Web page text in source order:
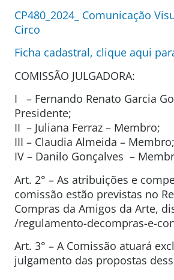
CP480_2024_ Comunicação
Circo
Ficha cadastral, clique aqui
COMISSÃO JULGADORA:
I – Fernando Renato Garcia
Presidente;
II – Juliana Ferraz – Membro;
III – Claudia Almeida – Membro;
IV – Danilo Gonçalves –
Art. 2° – As atribuições e
comissão estão previstas no
Compras da Amigos da Arte,
/regulamento-decompras-e-
Art. 3° – A Comissão atuará
julgamento das propostas